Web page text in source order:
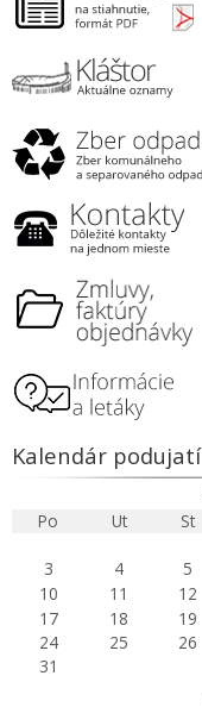
Kalendár podujatí
Po
Ut St
3
4 5
10
11 12
17
18 19
24
25 26
31